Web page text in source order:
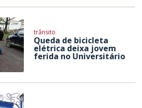
trânsito
Queda de bicicleta
elétrica deixa jovem
ferida no Universitário